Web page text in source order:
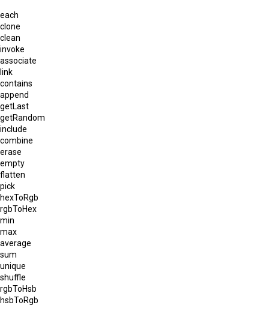
each
clone
clean
invoke
associate
link
contains
append
getLast
getRandom
include
combine
erase
empty
flatten
pick
hexToRgb
rgbToHex
min
max
average
sum
unique
shuffle
rgbToHsb
hsbToRgb